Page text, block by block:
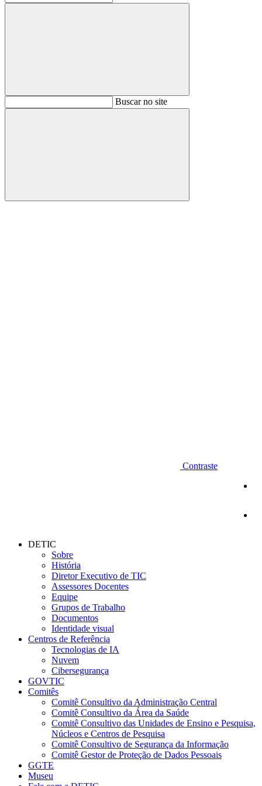
BuscarBuscar no site
Buscar
Contraste
DETIC
Sobre
História
Diretor Executivo de TIC
Assessores Docentes
Equipe
Grupos de Trabalho
Documentos
Identidade visual
Centros de Referência
Tecnologias de IA
Nuvem
Cibersegurança
GOVTIC
Comitês
Comitê Consultivo da Administração Central
Comitê Consultivo da Área da Saúde
Comitê Consultivo das Unidades de Ensino e Pesquisa,
Núcleos e Centros de Pesquisa
Comitê Consultivo de Segurança da Informação
Comitê Gestor de Proteção de Dados Pessoais
GGTE
Museu